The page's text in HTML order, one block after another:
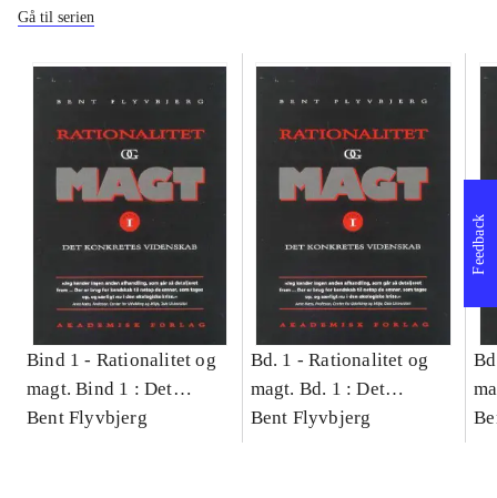
Gå til serien
Bind 1 - Rationalitet og
magt. Bind 1 : Det
konkretes videnskab
Bent Flyvbjerg
Bd. 1 -Rationalitet og
magt. Bd. 1 : Det
konkretes videnskab
Bent Flyvbjerg
Feedback